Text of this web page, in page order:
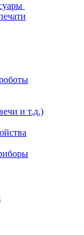
и т.д.)